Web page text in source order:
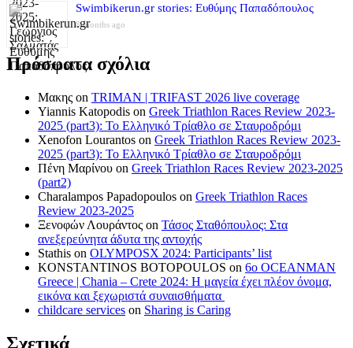
Swimbikerun.gr stories: Ευθύμης Παπαδόπουλος
8 months ago
Πρόσφατα σχόλια
Μακης on TRIMAN | TRIFAST 2026 live coverage
Yiannis Katopodis on Greek Triathlon Races Review 2023-
2025 (part3): Το Ελληνικό Τρίαθλο σε Σταυροδρόμι
Xenofon Lourantos on Greek Triathlon Races Review 2023-
2025 (part3): Το Ελληνικό Τρίαθλο σε Σταυροδρόμι
Πένη Μαρίνου on Greek Triathlon Races Review 2023-2025
(part2)
Charalampos Papadopoulos on Greek Triathlon Races
Review 2023-2025
Ξενοφών Λουράντος on Τάσος Σταθόπουλος: Στα
ανεξερεύνητα άδυτα της αντοχής
Stathis on OLYMPOSX 2024: Participants’ list
KONSTANTINOS BOTOPOULOS on 6ο OCEANMAN
Greece | Chania – Crete 2024: Η μαγεία έχει πλέον όνομα,
εικόνα και ξεχωριστά συναισθήματα
childcare services on Sharing is Caring
Σχετικά